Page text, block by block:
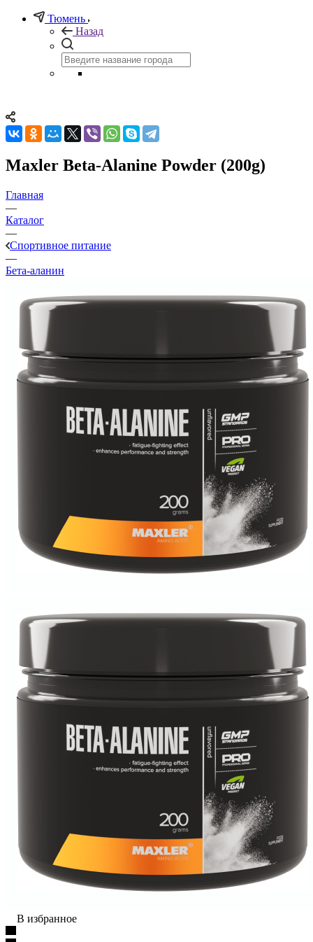
Тюмень
Назад
Maxler Beta-Alanine Powder (200g)
Главная
—
Каталог
—
Спортивное питание
—
Бета-аланин
В избранное